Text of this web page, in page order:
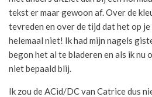
tekst er maar gewoon af. Over de
tevreden en over de tijd dat het op
helemaal niet! Ik had mijn nagels
begon het al te bladeren en als ik nu
niet bepaald blij.
Ik zou de ACid/DC van Catrice dus